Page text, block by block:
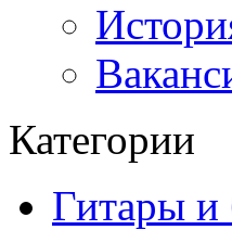
Категории
Гитары и